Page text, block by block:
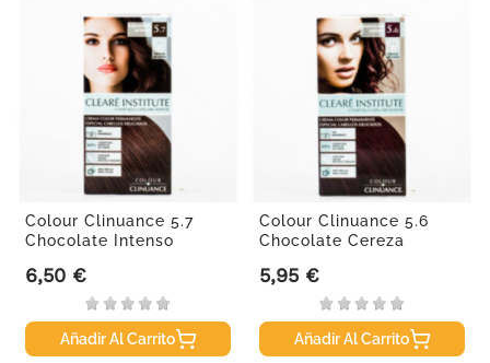
Colour Clinuance 5.7
Chocolate Intenso
Precio
6,50 €
Añadir Al Carrito
Colour Clinuance 5.6
Chocolate Cereza
Precio
5,95 €
Añadir Al Carrito